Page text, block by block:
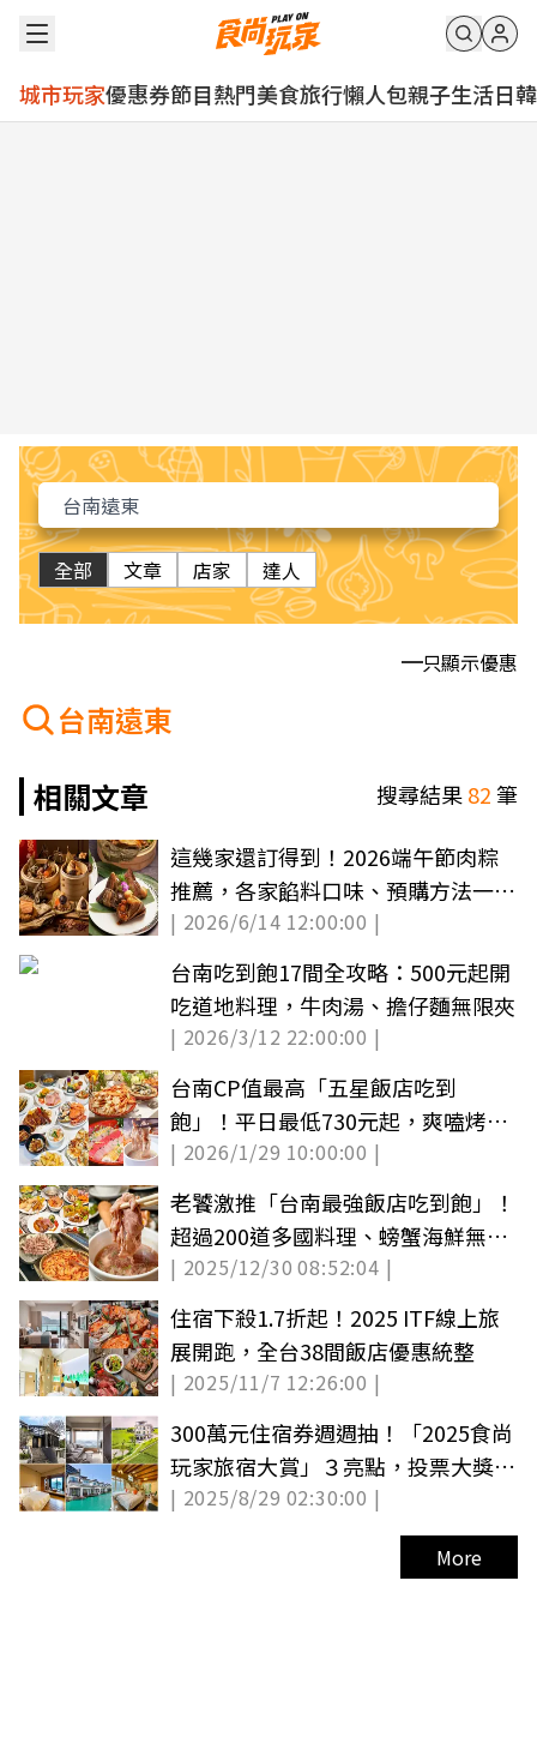
城市玩家優惠券節目熱門美食旅行懶人包親子生活日韓
全部 文章 店家 達人
只顯示優惠
台南遠東
相關文章
搜尋結果82筆
這幾家還訂得到！2026端午節肉粽
推薦，各家餡料口味、預購方法一次
看
| 2026/6/14 12:00:00 |
台南吃到飽17間全攻略：500元起開
吃道地料理，牛肉湯、擔仔麵無限夾
| 2026/3/12 22:00:00 |
台南CP值最高「五星飯店吃到
飽」！平日最低730元起，爽嗑烤鰻
魚、焗烤生蠔
| 2026/1/29 10:00:00 |
老饕激推「台南最強飯店吃到飽」！
超過200道多國料理、螃蟹海鮮無限
吃
| 2025/12/30 08:52:04 |
住宿下殺1.7折起！2025 ITF線上旅
展開跑，全台38間飯店優惠統整
| 2025/11/7 12:26:00 |
300萬元住宿券週週抽！「2025食尚
玩家旅宿大賞」３亮點，投票大獎４
重送
| 2025/8/29 02:30:00 |
More